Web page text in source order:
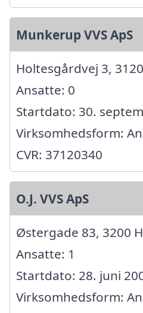
Munkerup VVS ApS
Holtesgårdvej 3,
Ansatte: 0
Startdato: 30.
Virksomhedsform:
CVR: 37120340
O.J. VVS ApS
Østergade 83, 3200
Ansatte: 1
Startdato: 28. juni
Virksomhedsform: